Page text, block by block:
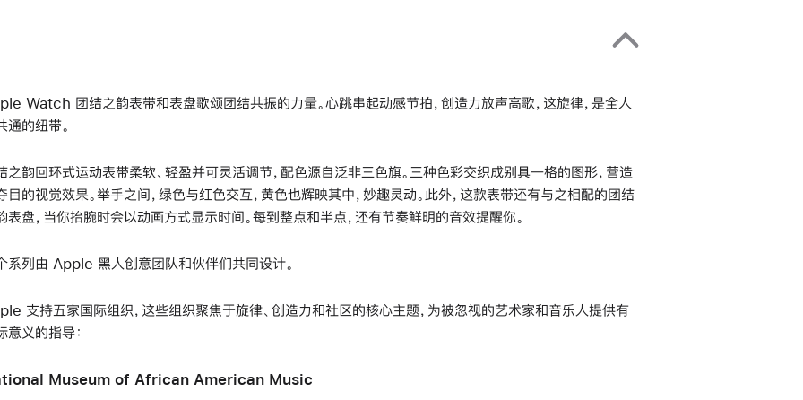
Watch 团结之韵表带和表盘歌颂团结共振的力量。心跳串起动感节拍，创造力放声高歌，这旋律，是全人
通的纽带。
之韵回环式运动表带柔软、轻盈并可灵活调节，配色源自泛非三色旗。三种色彩交织成别具一格的图形，营造
目的视觉效果。举手之间，绿色与红色交互，黄色也辉映其中，妙趣灵动。此外，这款表带还有与之相配的团结
表盘，当你抬腕时会以动画方式显示时间。每到整点和半点，还有节奏鲜明的音效提醒你。
系列由 Apple 黑人创意团队和伙伴们共同设计。
支持五家国际组织，这些组织聚焦于旋律、创造力和社区的核心主题，为被忽视的艺术家和音乐人提供有
意义的指导：
Museum of African American Music